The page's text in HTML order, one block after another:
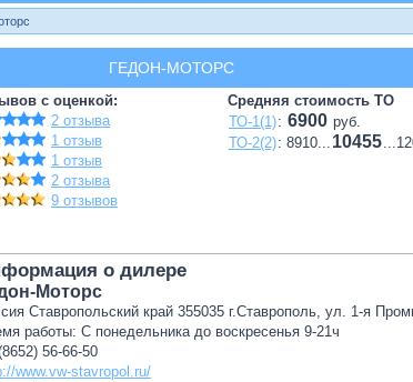
ГЕДОН-МОТОРС
с оценкой:
2 отзыва
1 отзыв
1 отзыв
2 отзыва
9 отзывов
Средняя стоимость ТО
ТО-1(1): 6900 руб.
ТО-2(2): 8910... 10455
о дилере
Моторс
Ставропольский край 355035 г.Ставрополь, ул. 1-я
работы: С понедельника до воскресенья 9-21ч
56-66-50
www.vw-stavropol.ru/